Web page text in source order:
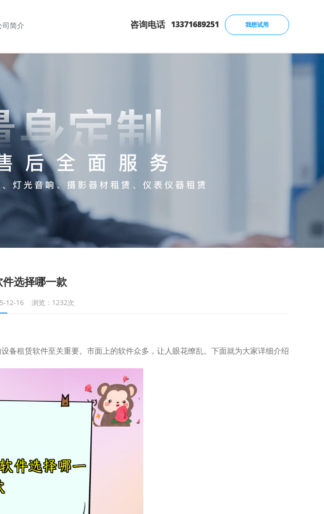
咨询电话 13371689251 我想试用
司简介
选择哪一款
12-16 浏览：1232次
备租赁软件至关重要。市面上的软件众多，让人眼花缭乱。下面就为大家详细介绍